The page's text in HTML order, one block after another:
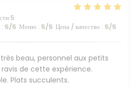
5
: 5/5 Меню : 5/5 Цена / качество : 5/5
beau, personnel aux petits
de cette expérience.
Plats succulents.